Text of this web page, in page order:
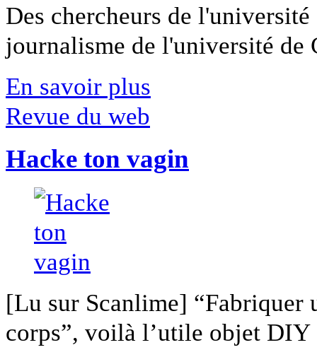
Des chercheurs de
journalisme de l'université
En savoir plus
Revue du web
Hacke ton vagin
[Lu sur Scanlime] “Fabriquer
corps”, voilà l’utile objet